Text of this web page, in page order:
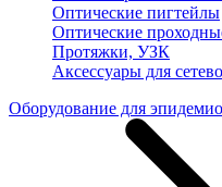
Оптические пигтейлы
Оптические
Протяжки, УЗК
Аксессуары для
Оборудование для